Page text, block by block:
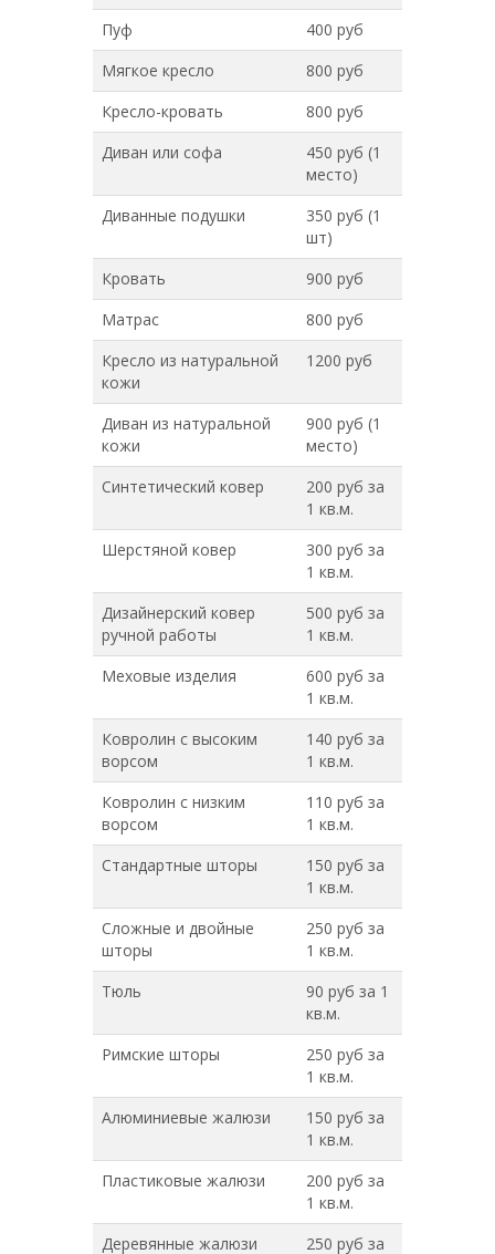
Пуф
400 руб
Мягкое кресло
800 руб
Кресло-кровать
800 руб
Диван или софа
450 руб (1
место)
Диванные подушки
350 руб (1
шт)
Кровать
900 руб
Матрас
800 руб
Кресло из натуральной
кожи
1200 руб
Диван из натуральной
кожи
900 руб (1
место)
Синтетический ковер
200 руб за
1 кв.м.
Шерстяной ковер
300 руб за
1 кв.м.
Дизайнерский ковер
ручной работы
500 руб за
1 кв.м.
Меховые изделия
600 руб за
1 кв.м.
Ковролин с высоким
ворсом
140 руб за
1 кв.м.
Ковролин с низким
ворсом
110 руб за
1 кв.м.
Стандартные шторы
150 руб за
1 кв.м.
Сложные и двойные
шторы
250 руб за
1 кв.м.
Тюль
90 руб за 1
кв.м.
Римские шторы
250 руб за
1 кв.м.
Алюминиевые жалюзи
150 руб за
1 кв.м.
Пластиковые жалюзи
200 руб за
1 кв.м.
Деревянные жалюзи
250 руб за